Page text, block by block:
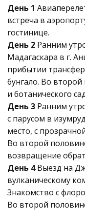
День 1
встреча в
гостинице.
День 2 Ранним
Мадагаскара в г.
прибытии
бунгало. Во
и ботанического
День 3 Ранним
с парусом в
место, с
Во второй
возвращение
День 4Выезд на
вулканическому
Знакомство с
Во второй